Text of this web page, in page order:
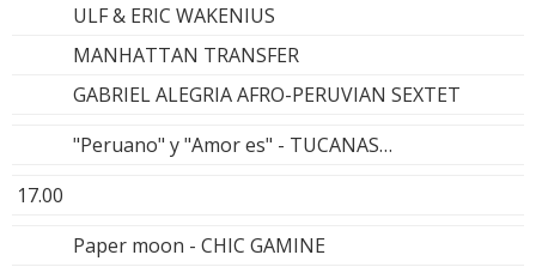
ULF & ERIC WAKENIUS
MANHATTAN TRANSFER
GABRIEL ALEGRIA AFRO-PERUVIAN SEXTET
"Peruano" y "Amor es" - TUCANAS…
17.00
Paper moon - CHIC GAMINE